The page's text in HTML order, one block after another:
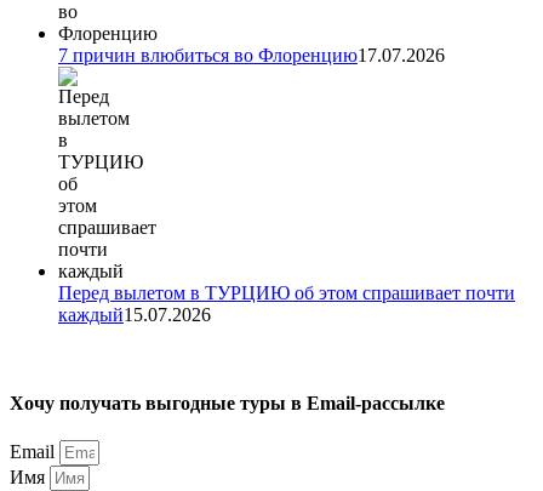
7 причин влюбиться во Флоренцию17.07.2026
Перед вылетом в ТУРЦИЮ об этом спрашивает почти
каждый15.07.2026
Хочу получать выгодные туры в Email-рассылке
Email
Имя